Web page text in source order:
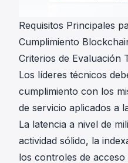
Requisitos Principales
Cumplimiento
Criterios de Evaluación
Los líderes técnicos
cumplimiento con los
de servicio aplicados a
La latencia a nivel de
actividad sólido, la
los controles de